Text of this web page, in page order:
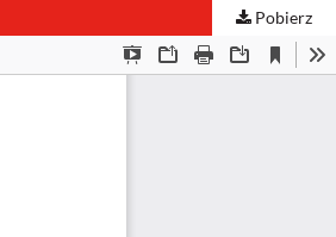
Pobierz